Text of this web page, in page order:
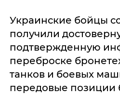
Украинские бойцы
получили
подтвержденную
переброске
танков и боевых
передовые позиции